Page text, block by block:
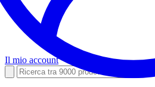
Il mio account